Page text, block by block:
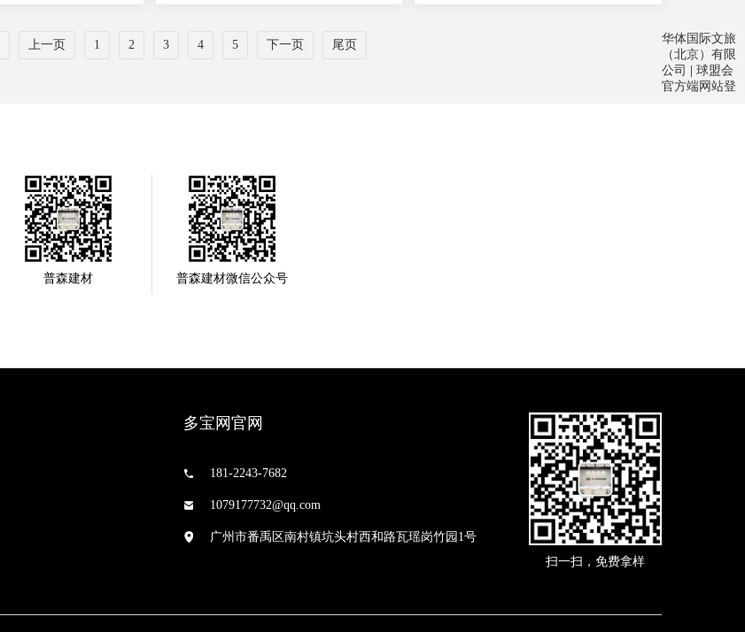
上一页 1 2 3 4 5 下一页 尾页
普森建材 普森建材微信公众号
扫一扫，免费拿样
多宝网官网
181-2243-7682
1079177732@qq.com
广州市番禹区南村镇坑头村西和路瓦瑶岗竹园1号
华体国际文旅
（北京）有限
公司
球盟会
官方端网站登